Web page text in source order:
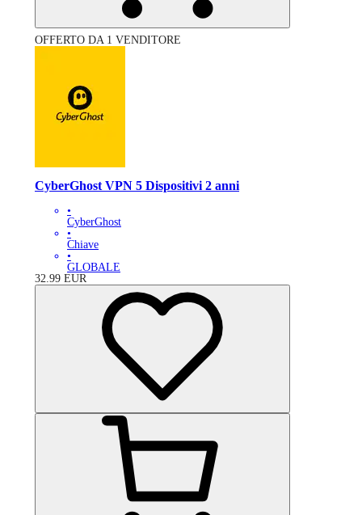
OFFERTO DA 1 VENDITORE
CyberGhost VPN 5 Dispositivi 2 anni
•
CyberGhost
•
Chiave
•
GLOBALE
32.99 EUR